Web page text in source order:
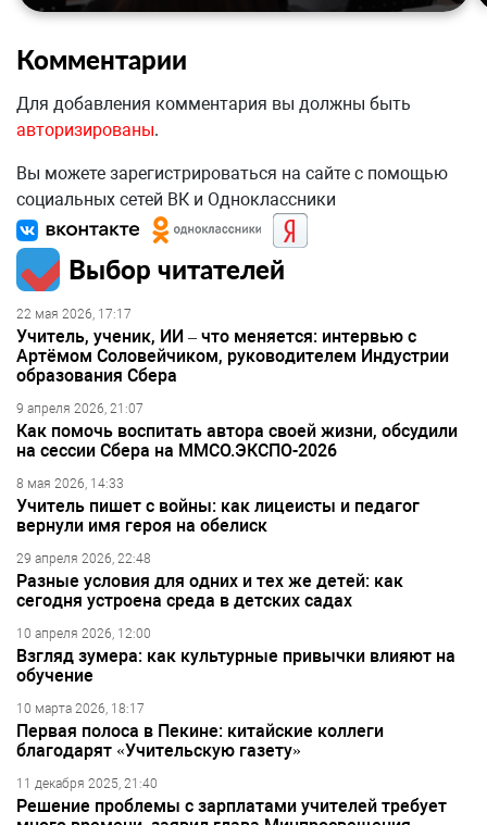
Комментарии
Для добавления комментария вы должны быть
авторизированы.
Вы можете зарегистрироваться на сайте с помощью
социальных сетей ВК и Одноклассники
Выбор читателей
22 мая 2026, 17:17
Учитель, ученик, ИИ – что меняется: интервью с
Артёмом Соловейчиком, руководителем Индустрии
образования Сбера
9 апреля 2026, 21:07
Как помочь воспитать автора своей жизни, обсудили
на сессии Сбера на ММСО.ЭКСПО-2026
8 мая 2026, 14:33
Учитель пишет с войны: как лицеисты и педагог
вернули имя героя на обелиск
29 апреля 2026, 22:48
Разные условия для одних и тех же детей: как
сегодня устроена среда в детских садах
10 апреля 2026, 12:00
Взгляд зумера: как культурные привычки влияют на
обучение
10 марта 2026, 18:17
Первая полоса в Пекине: китайские коллеги
благодарят «Учительскую газету»
11 декабря 2025, 21:40
Решение проблемы с зарплатами учителей требует